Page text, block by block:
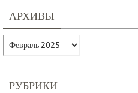
АРХИВЫ
Архивы
РУБРИКИ